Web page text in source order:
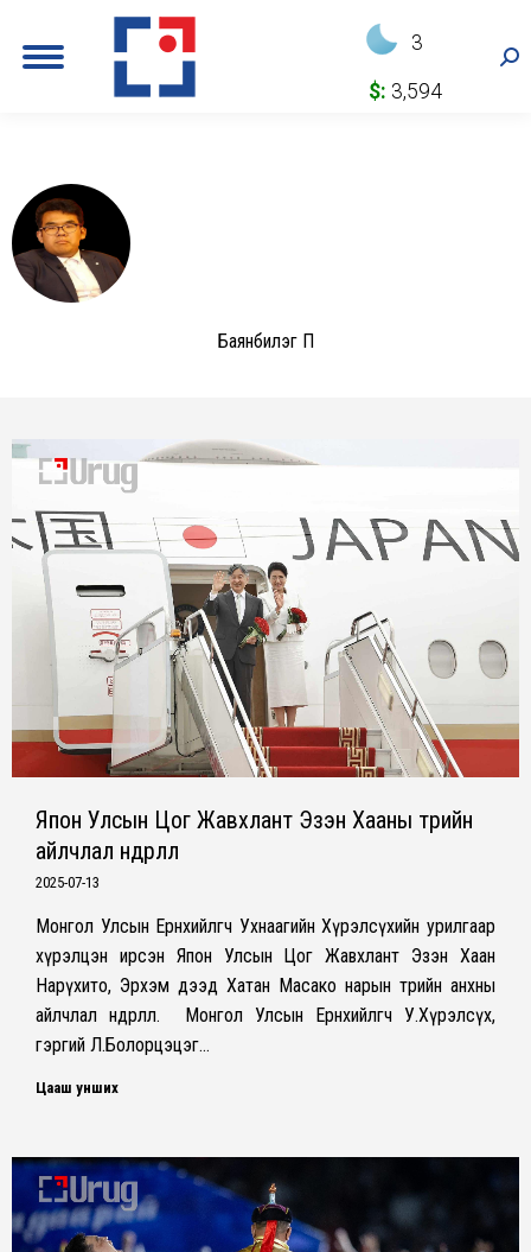
3
$: 3,594
Баянбилэг П
Япон Улсын Цог Жавхлант Эзэн Хааны төрийн
айлчлал өндөрлөлөө
2025-07-13
Монгол Улсын Ерөнхийлөгч Ухнаагийн Хүрэлсүхийн урилгаар
хүрэлцэн ирсэн Япон Улсын Цог Жавхлант Эзэн Хаан
Нарүхито, Эрхэм дээд Хатан Масако нарын төрийн анхны
айлчлал өндөрлөлөө. Монгол Улсын Ерөнхийлөгч У.Хүрэлсүх,
гэргий Л.Болорцэцэг…
Цааш унших